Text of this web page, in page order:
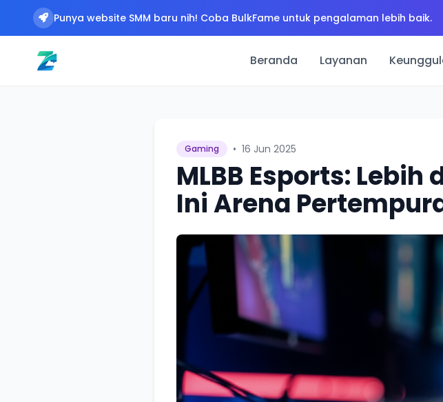
Punya website SMM baru nih! Coba BulkFame untuk pengalaman lebih baik.
Beranda Layanan
Gaming • 16 Jun 2025
MLBB Esports:
Ini Arena